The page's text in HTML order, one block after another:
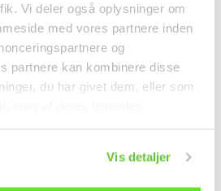
Vi deler også oplysninger om
med vores partnere inden
og
partnere kan kombinere disse
du har givet dem, eller som
Vis detaljer
kr38.00